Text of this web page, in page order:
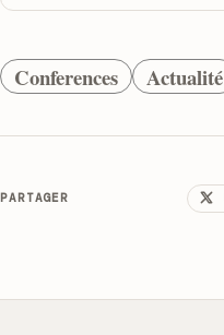
Conferences Actualité
PARTAGER